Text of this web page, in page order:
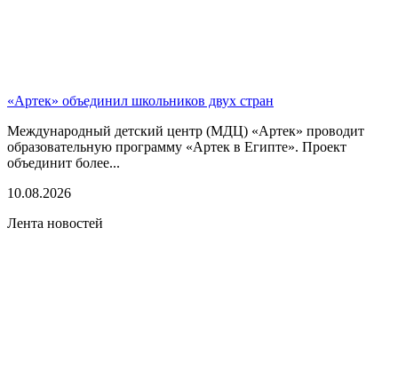
«Артек» объединил школьников двух стран
Международный детский центр (МДЦ) «Артек» проводит
образовательную программу «Артек в Египте». Проект
объединит более...
10.08.2026
Лента новостей